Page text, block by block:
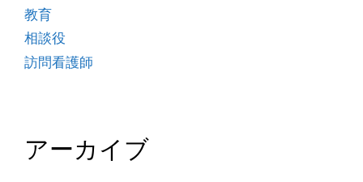
教育
相談役
訪問看護師
アーカイブ